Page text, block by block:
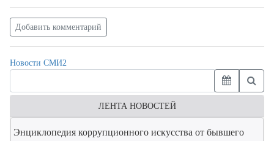
Добавить комментарий
Новости СМИ2
ЛЕНТА НОВОСТЕЙ
Энциклопедия коррупционного искусства от бывшего